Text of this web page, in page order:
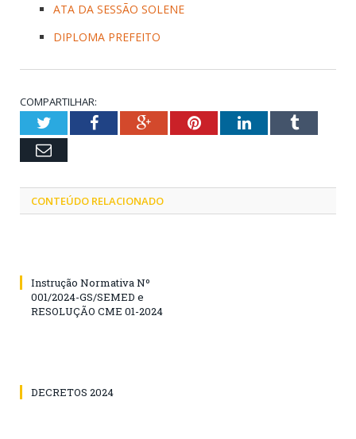
ATA DA SESSÃO SOLENE
DIPLOMA PREFEITO
COMPARTILHAR:
TwitterFacebookGoogle+PinterestLinkedInTumblr
Email
CONTEÚDO RELACIONADO
Instrução Normativa Nº
001/2024-GS/SEMED e
RESOLUÇÃO CME 01-2024
DECRETOS 2024